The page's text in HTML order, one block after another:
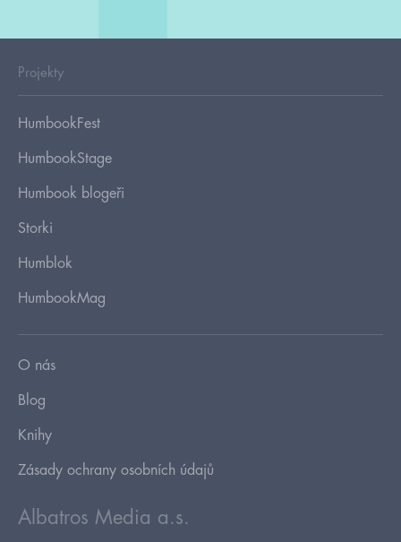
Projekty
HumbookFest
HumbookStage
Humbook blogeři
Storki
Humblok
HumbookMag
O nás
Blog
Knihy
Zásady ochrany osobních údajů
Albatros Media a.s.